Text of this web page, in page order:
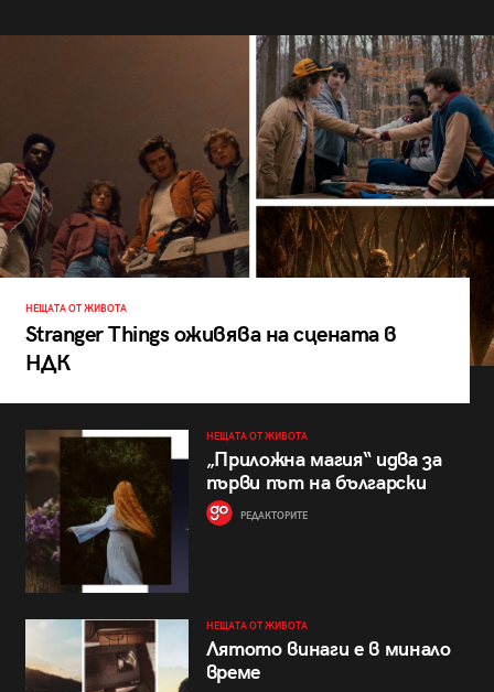
НЕЩАТА ОТ ЖИВОТА
Stranger Things оживява на сцената в
НДК
НЕЩАТА ОТ ЖИВОТА
„Приложна магия“ идва за
първи път на български
РЕДАКТОРИТЕ
НЕЩАТА ОТ ЖИВОТА
Лятото винаги е в минало
време